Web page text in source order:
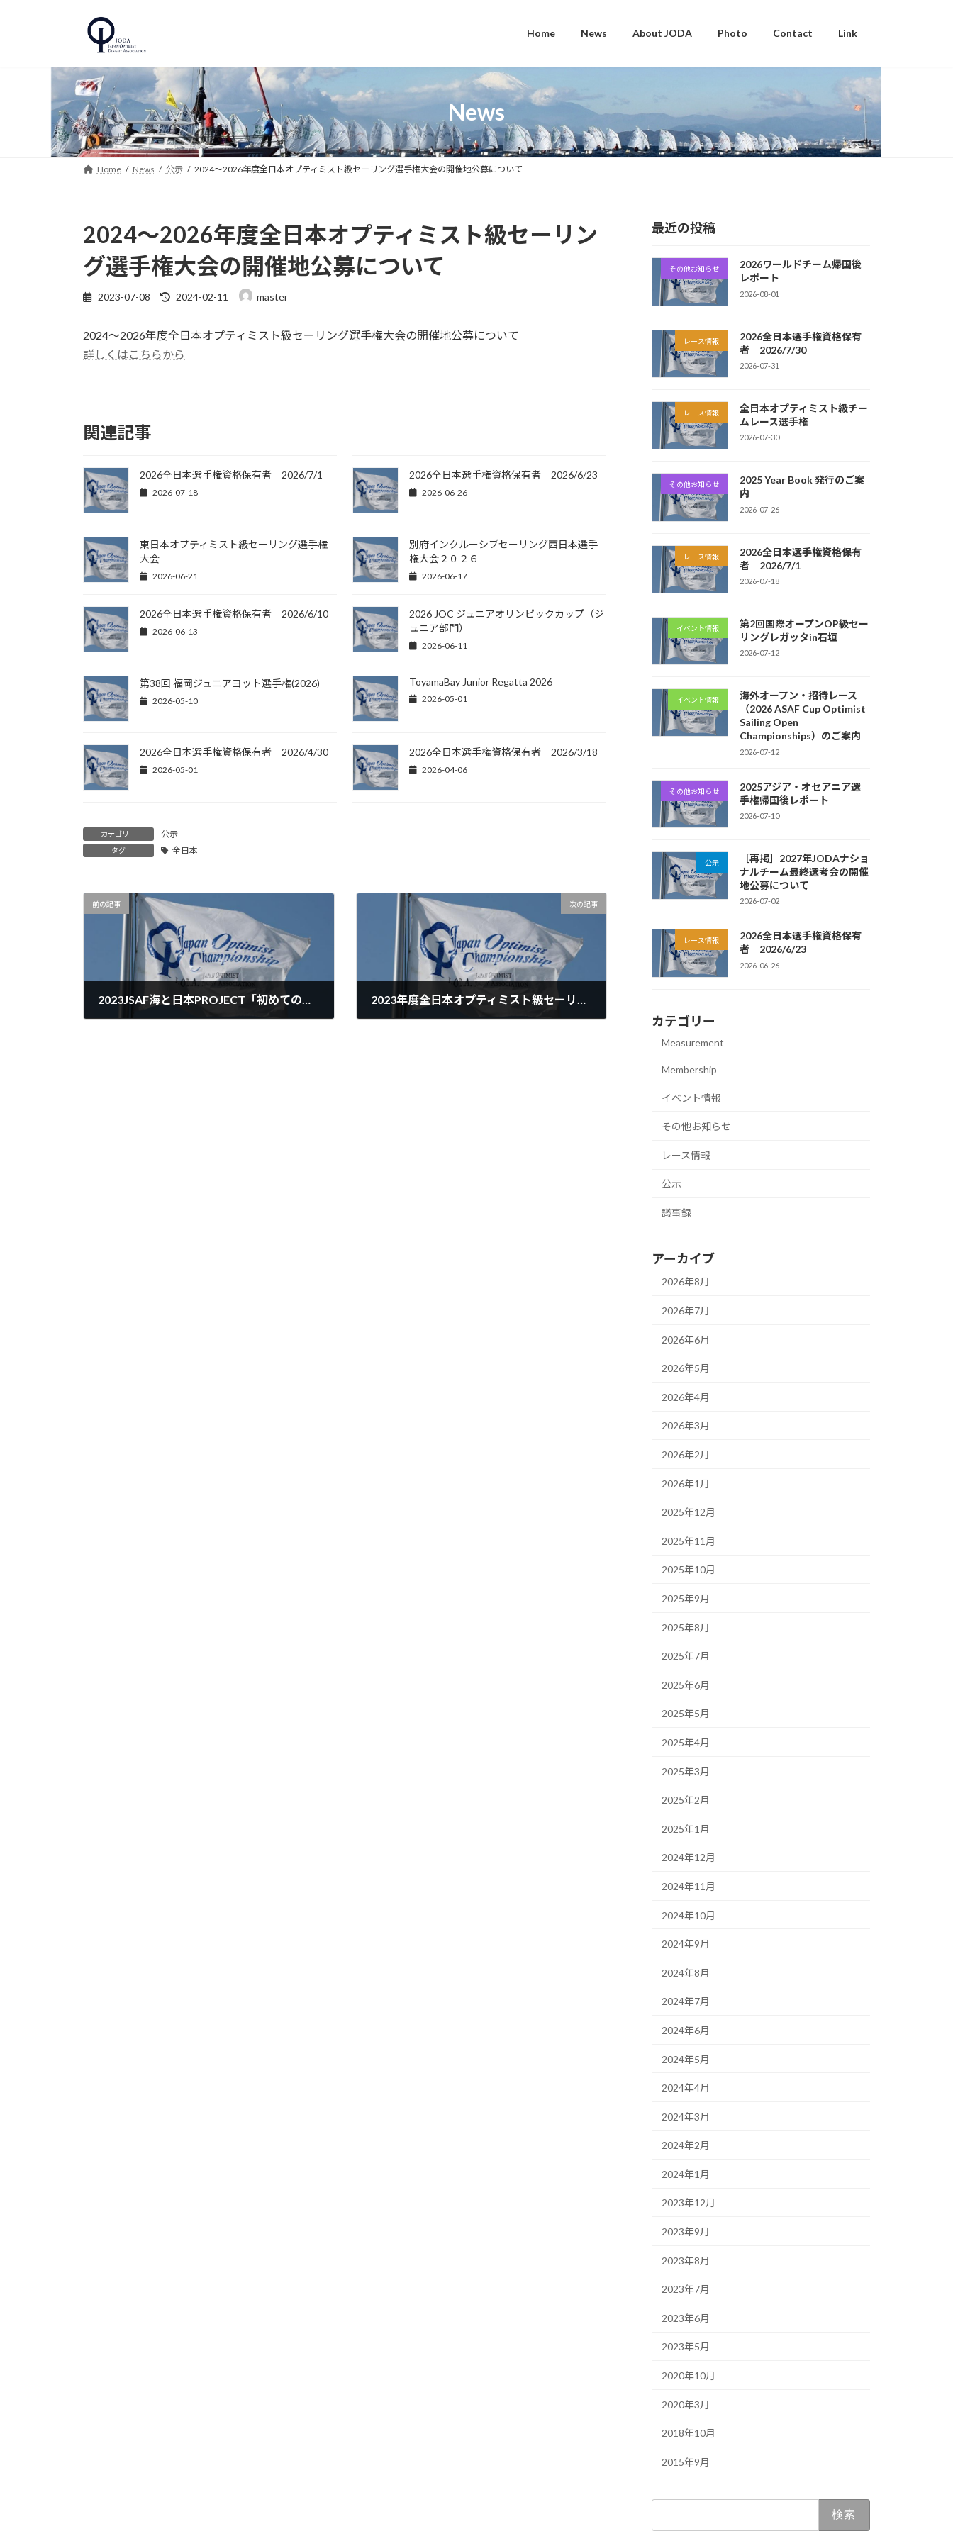
Home News About JODA Photo Contact Link
News
Home News 公示 2024～2026年度全日本オプティミスト級セーリング選手権大会の開催地公募について
2024～2026年度全日本オプティミスト級セーリン
グ選手権大会の開催地公募について
2023-07-08
最
新
日
2024-02-11 master
2024～2026年度全日本オプティミスト級セーリング選手権大会の開催地公募について
詳しくはこちらから
関連記事
2026全日本選手権資格保有者 2026/7/1
2026-07-18
2026全日本選手権資格保有者 2026/6/23
2026-06-26
東日本オプティミスト級セーリング選手権
大会
2026-06-21
別府インクルーシブセーリング西日本選手
権大会２０２６
2026-06-17
2026全日本選手権資格保有者 2026/6/10
2026-06-13
2026 JOC ジュニアオリンピックカップ（ジ
ュニア部門）
2026-06-11
第38回 福岡ジュニアヨット選手権(2026)
2026-05-10
ToyamaBay Junior Regatta 2026
2026-05-01
2026全日本選手権資格保有者 2026/4/30
2026-05-01
2026全日本選手権資格保有者 2026/3/18
2026-04-06
カテゴリー 公示
タグ 全日本
前の記事
2023JSAF海と日本PROJECT「初めてのセーリングIN 江の島」
次の記事
2023年度全日本オプティミスト級セーリング選手権大会の開催要領ついて
最近の投稿
その他お知らせ
2026ワールドチーム帰国後
レポート
2026-08-01
レース情報
2026全日本選手権資格保有
者 2026/7/30
2026-07-31
レース情報
全日本オプティミスト級チー
ムレース選手権
2026-07-30
その他お知らせ
2025 Year Book 発行のご案
内
2026-07-26
レース情報
2026全日本選手権資格保有
者 2026/7/1
2026-07-18
イベント情報
第2回国際オープンOP級セー
リングレガッタin石垣
2026-07-12
イベント情報
海外オープン・招待レース
（2026 ASAF Cup Optimist
Sailing Open
Championships）のご案内
2026-07-12
その他お知らせ
2025アジア・オセアニア選
手権帰国後レポート
2026-07-10
公示
［再掲］2027年JODAナショ
ナルチーム最終選考会の開催
地公募について
2026-07-02
レース情報
2026全日本選手権資格保有
者 2026/6/23
2026-06-26
カテゴリー
Measurement
Membership
イベント情報
その他お知らせ
レース情報
公示
議事録
アーカイブ
2026年8月
2026年7月
2026年6月
2026年5月
2026年4月
2026年3月
2026年2月
2026年1月
2025年12月
2025年11月
2025年10月
2025年9月
2025年8月
2025年7月
2025年6月
2025年5月
2025年4月
2025年3月
2025年2月
2025年1月
2024年12月
2024年11月
2024年10月
2024年9月
2024年8月
2024年7月
2024年6月
2024年5月
2024年4月
2024年3月
2024年2月
2024年1月
2023年12月
2023年9月
2023年8月
2023年7月
2023年6月
2023年5月
2020年10月
2020年3月
2018年10月
2015年9月